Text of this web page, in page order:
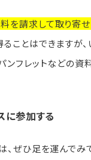
を請求して取り寄せ
ことはできますが
ンフレットなどの資
に参加する
、ぜひ足を運んでみ